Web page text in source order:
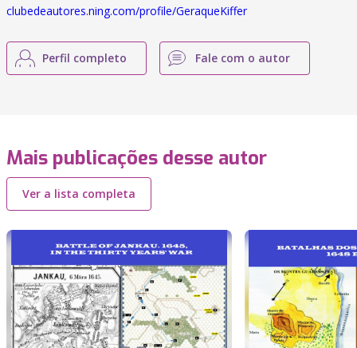
clubedeautores.ning.com/profile/GeraqueKiffer
Perfil completo Fale com o autor
Mais publicações desse autor
Ver a lista completa